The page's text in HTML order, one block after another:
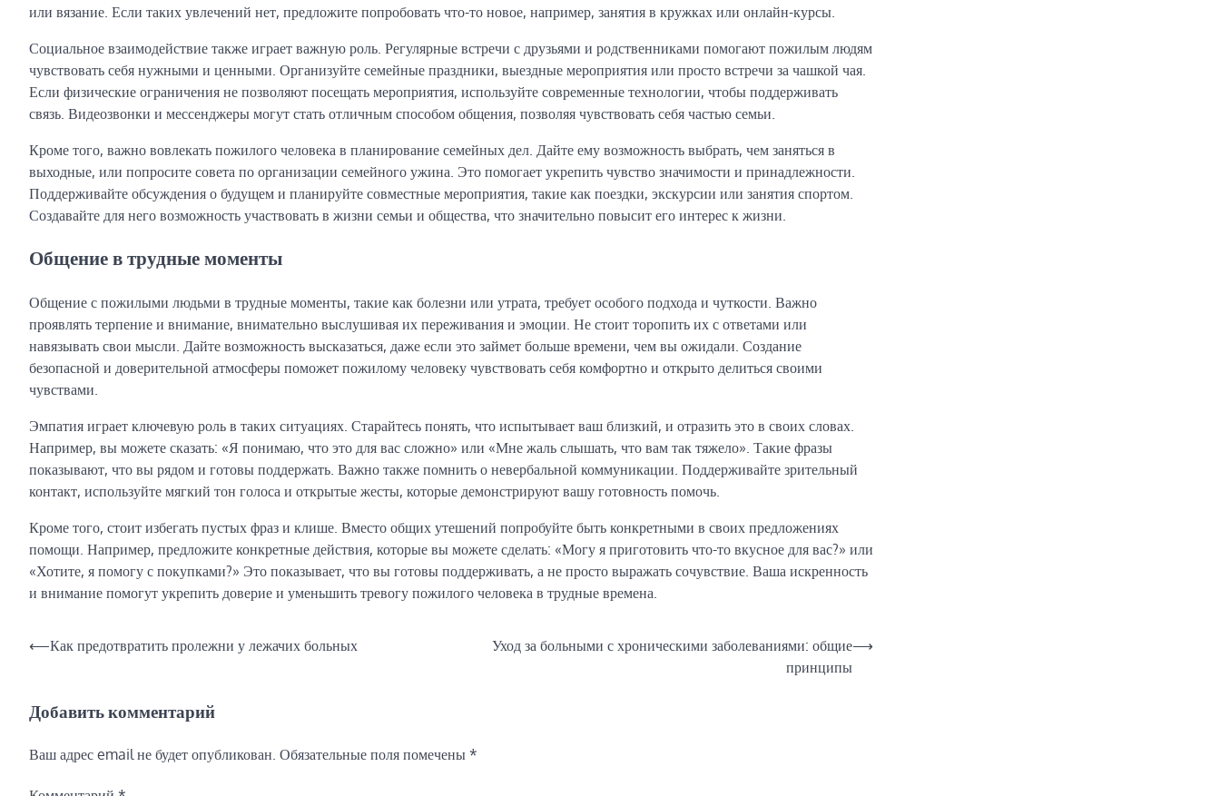
или вязание. Если таких увлечений нет, предложите попробовать что-то новое, например, занятия в кружках или онлайн-курсы.
Социальное взаимодействие также играет важную роль. Регулярные встречи с друзьями и родственниками помогают пожилым людям
чувствовать себя нужными и ценными. Организуйте семейные праздники, выездные мероприятия или просто встречи за чашкой чая.
Если физические ограничения не позволяют посещать мероприятия, используйте современные технологии, чтобы поддерживать
связь. Видеозвонки и мессенджеры могут стать отличным способом общения, позволяя чувствовать себя частью семьи.
Кроме того, важно вовлекать пожилого человека в планирование семейных дел. Дайте ему возможность выбрать, чем заняться в
выходные, или попросите совета по организации семейного ужина. Это помогает укрепить чувство значимости и принадлежности.
Поддерживайте обсуждения о будущем и планируйте совместные мероприятия, такие как поездки, экскурсии или занятия спортом.
Создавайте для него возможность участвовать в жизни семьи и общества, что значительно повысит его интерес к жизни.
Общение в трудные моменты
Общение с пожилыми людьми в трудные моменты, такие как болезни или утрата, требует особого подхода и чуткости. Важно
проявлять терпение и внимание, внимательно выслушивая их переживания и эмоции. Не стоит торопить их с ответами или
навязывать свои мысли. Дайте возможность высказаться, даже если это займет больше времени, чем вы ожидали. Создание
безопасной и доверительной атмосферы поможет пожилому человеку чувствовать себя комфортно и открыто делиться своими
чувствами.
Эмпатия играет ключевую роль в таких ситуациях. Старайтесь понять, что испытывает ваш близкий, и отразить это в своих словах.
Например, вы можете сказать: «Я понимаю, что это для вас сложно» или «Мне жаль слышать, что вам так тяжело». Такие фразы
показывают, что вы рядом и готовы поддержать. Важно также помнить о невербальной коммуникации. Поддерживайте зрительный
контакт, используйте мягкий тон голоса и открытые жесты, которые демонстрируют вашу готовность помочь.
Кроме того, стоит избегать пустых фраз и клише. Вместо общих утешений попробуйте быть конкретными в своих предложениях
помощи. Например, предложите конкретные действия, которые вы можете сделать: «Могу я приготовить что-то вкусное для вас?» или
«Хотите, я помогу с покупками?» Это показывает, что вы готовы поддерживать, а не просто выражать сочувствие. Ваша искренность
и внимание помогут укрепить доверие и уменьшить тревогу пожилого человека в трудные времена.
Навигация
записям
⟵Как предотвратить пролежни у лежачих больных
Уход за больными с хроническими заболеваниями: общие
принципы
⟶
Добавить комментарий
Ваш адрес email не будет опубликован. Обязательные поля помечены *